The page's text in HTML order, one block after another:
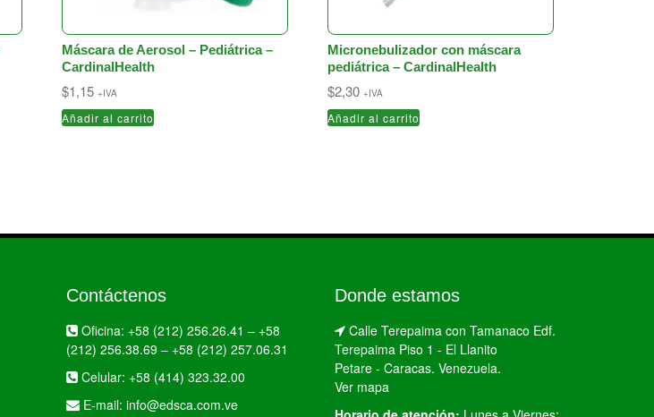
Máscara de Aerosol – Pediátrica –
CardinalHealth
$1,15 +IVA
Añadir al carrito
Micronebulizador con máscara
pediátrica – CardinalHealth
$2,30 +IVA
Añadir al carrito
Contáctenos
Oficina: +58 (212) 256.26.41 – +58
(212) 256.38.69 – +58 (212) 257.06.31
Celular: +58 (414) 323.32.00
E-mail: info@edsca.com.ve
Donde estamos
Calle Terepaima con Tamanaco Edf.
Terepaima Piso 1 - El Llanito
Petare - Caracas. Venezuela.
Ver mapa